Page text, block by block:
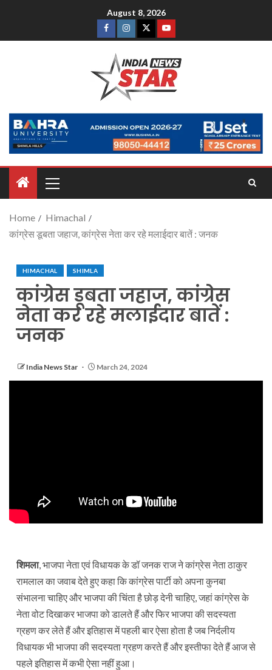
August 8, 2026
Home
Himachal
कांग्रेस डूबता जहाज, कांग्रेस नेता कर रहे मलाईदार बातें : जनक
HIMACHAL SHIMLA
कांग्रेस डूबता जहाज, कांग्रेस
नेता कर रहे मलाईदार बातें :
जनक
India News Star March 24, 2024
शिमला, भाजपा नेता एवं विधायक के डॉ जनक राज ने कांग्रेस नेता ठाकुर
रामलाल का जवाब देते हुए कहा कि कांग्रेस पार्टी को अपना कुनबा
संभालना चाहिए और भाजपा की चिंता है छोड़ देनी चाहिए, जहां कांग्रेस के
नेता वोट दिखाकर भाजपा को डालते हैं और फिर भाजपा की सदस्यता
ग्रहण कर लेते हैं और इतिहास में पहली बार ऐसा होता है जब निर्दलीय
विधायक भी भाजपा की सदस्यता ग्रहण करते हैं और इस्तीफा देते हैं आज से
पहले इतिहास में कभी ऐसा नहीं हुआ।